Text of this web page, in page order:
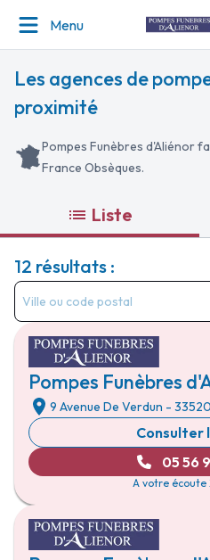
Menu
Les agences de
proximité
Pompes Funèbres d'Aliénor
France Obsèques.
Liste
12 résultats :
Pompes Funèbres
9 Avenue De Verdun - 33520
Consulter
05 56
A votre écoute